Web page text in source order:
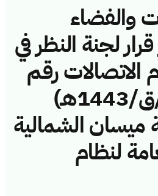
والفضاء
لجنة النظر في
الاتصالات رقم
(4374375/ق/1443هـ)
ميسان الشمالية
لنظام